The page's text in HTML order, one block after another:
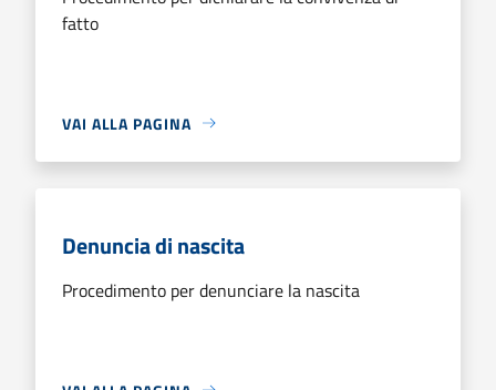
fatto
VAI ALLA PAGINA
Denuncia di nascita
Procedimento per denunciare la nascita